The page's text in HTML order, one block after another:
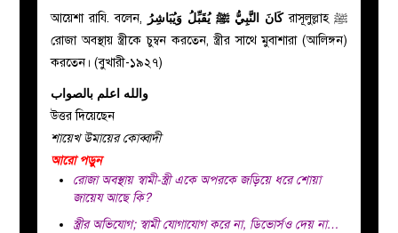
প্রশ্ন
আয়েশা রাযি. বলেন, ﻛَﺎﻥَ ﺍﻟﻨَّﺒِﻲُّ ﷺ ﻳُﻘَﺒِّﻞُ ﻭَﻳُﺒَﺎﺷِﺮُরাসূলুল্লাহ ﷺ
রোজা অবস্থায় স্ত্রীকে চুম্বন করতেন, স্ত্রীর সাথে মুবাশারা (আলিঙ্গন)
করতেন। (বুখারী-১৯২৭)
والله اعلم بالصواب
উত্তর দিয়েছেন
শায়েখ উমায়ের কোব্বাদী
আরো পড়ুন
রোজা অবস্থায় স্বামী-স্ত্রী একে অপরকে জড়িয়ে ধরে শোয়া
জায়েয আছে কি?
স্ত্রীর অভিযোগ; স্বামী যোগাযোগ করে না, ডিভোর্সও দেয় না…